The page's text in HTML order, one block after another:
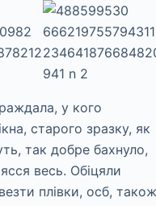
у кого
старого зразку, як
так добре бахнуло,
весь. Обіцяли
плівки, осб, також